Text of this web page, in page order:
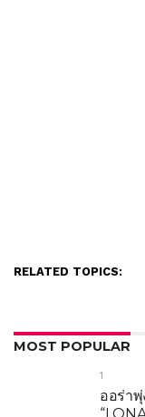
RELATED TOPICS:
MOST POPULAR
1
ออร่า